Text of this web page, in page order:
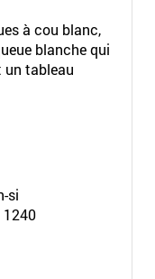
à cou blanc,
blanche qui
un tableau
si
1240